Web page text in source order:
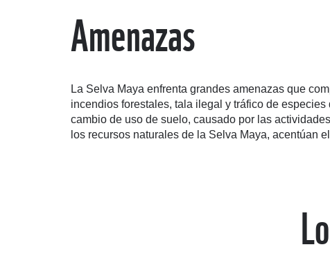
Amenazas
La Selva Maya enfrenta grandes amenazas que
incendios forestales, tala ilegal y tráfico de
cambio de uso de suelo, causado por las
los recursos naturales de la Selva Maya, acentúan